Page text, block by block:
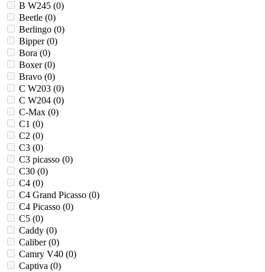
B W245 (0)
Beetle (0)
Berlingo (0)
Bipper (0)
Bora (0)
Boxer (0)
Bravo (0)
C W203 (0)
C W204 (0)
C-Max (0)
C1 (0)
C2 (0)
C3 (0)
C3 picasso (0)
C30 (0)
C4 (0)
C4 Grand Picasso (0)
C4 Picasso (0)
C5 (0)
Caddy (0)
Caliber (0)
Camry V40 (0)
Captiva (0)